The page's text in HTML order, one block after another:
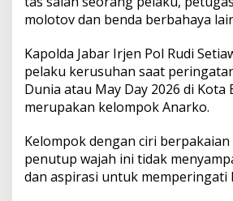
molotov dan benda berbahaya
Kapolda Jabar Irjen Pol Rudi
pelaku kerusuhan saat
Dunia atau May Day 2026 di Kota
merupakan kelompok Anarko.
Kelompok dengan ciri
penutup wajah ini tidak
dan aspirasi untuk memperingati